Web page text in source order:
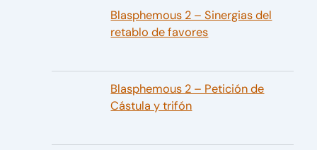
Blasphemous 2 – Sinergias del
retablo de favores
Blasphemous 2 – Petición de
Cástula y trifón